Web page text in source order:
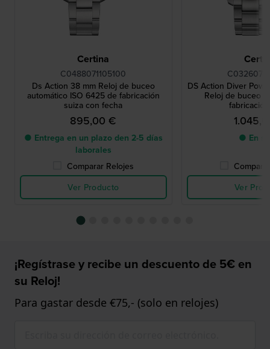
Certina
C0488071105100
Ds Action 38 mm Reloj de buceo
automático ISO 6425 de fabricación
suiza con fecha
895,00 €
● Entrega en un plazo den 2-5 días
laborales
Comparar Relojes
Ver Producto
DS Action Diver
Reloj de buceo
● En
Ver
¡Regístrase y recibe un descuento de 5€ en
su Reloj!
Para gastar desde €75,- (solo en relojes)